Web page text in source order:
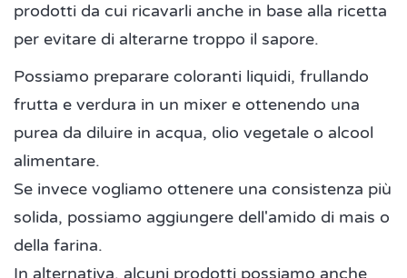
prodotti da cui ricavarli anche in base alla ricetta
per evitare di alterarne troppo il sapore.
Possiamo preparare coloranti liquidi, frullando
frutta e verdura in un mixer e ottenendo una
purea da diluire in acqua, olio vegetale o alcool
alimentare.
Se invece vogliamo ottenere una consistenza più
solida, possiamo aggiungere dell'amido di mais o
della farina.
In alternativa, alcuni prodotti possiamo anche